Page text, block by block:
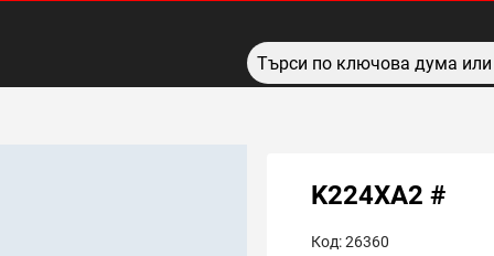
K224ХА2 #
Код:26360